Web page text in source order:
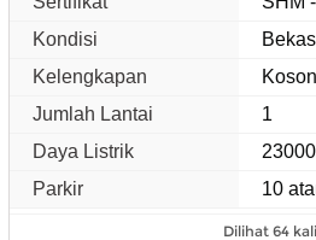
Kondisi
Bekas
Kelengkapan
Jumlah Lantai
1
Daya Listrik
Parkir
10
Dilihat 64 kali